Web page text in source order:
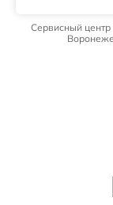
Сервисный центр
Воронеже